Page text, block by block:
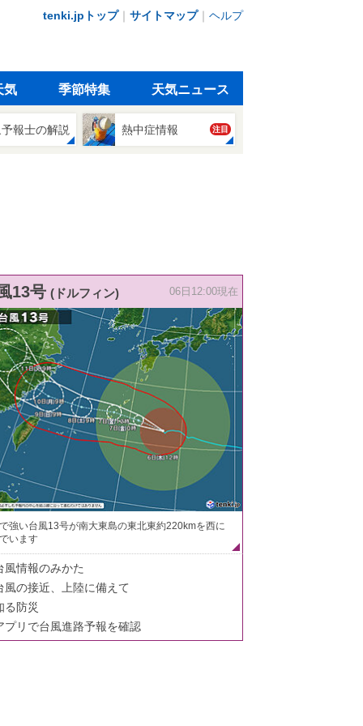
tenki.jpトップ｜ サイトマップ｜ ヘルプ
気 季節特集 天気ニュース
報士の解説 熱中症情報 注目
13号 (ドルフィン) 06日12:00現在
強い台風13号が南大東島の東北東約220kmを西に
います
風情報のみかた
風の接近、上陸に備えて
る防災
プリで台風進路予報を確認